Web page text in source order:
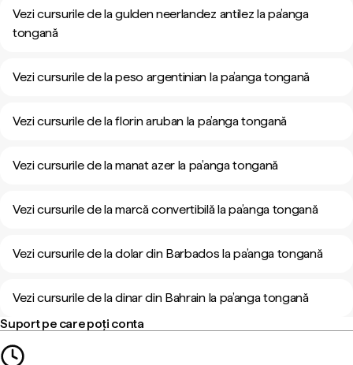
Vezi cursurile de la gulden neerlandez antilez la pa’anga
tongană
Vezi cursurile de la peso argentinian la pa’anga tongană
Vezi cursurile de la florin aruban la pa’anga tongană
Vezi cursurile de la manat azer la pa’anga tongană
Vezi cursurile de la marcă convertibilă la pa’anga tongană
Vezi cursurile de la dolar din Barbados la pa’anga tongană
Vezi cursurile de la dinar din Bahrain la pa’anga tongană
Suport pe care poți conta